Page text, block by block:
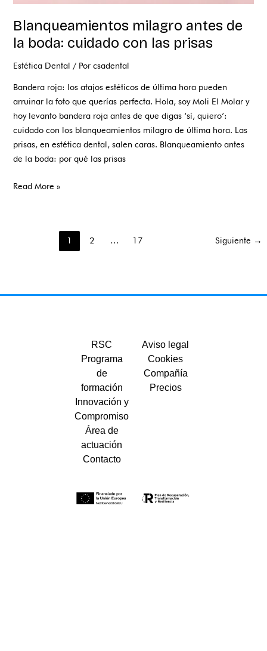
Blanqueamientos milagro antes de
la boda: cuidado con las prisas
Estética Dental / Porcsadental
Bandera roja: los atajos estéticos de última hora pueden
arruinar la foto que querías perfecta. Hola, soy Moli El Molar y
hoy levanto bandera roja antes de que digas ‘sí, quiero’:
cuidado con los blanqueamientos milagro de última hora. Las
prisas, en estética dental, salen caras. Blanqueamiento antes
de la boda: por qué las prisas
Read More »
1 2 … 17 Siguiente →
RSC
Programa
de
formación
Innovación y
Compromiso
Área de
actuación
Contacto
Aviso legal
Cookies
Compañía
Precios